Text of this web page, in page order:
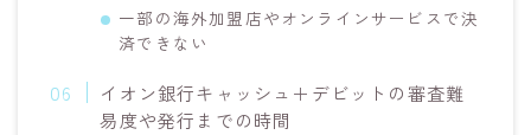
一部の海外加盟店やオンラインサービスで決
済できない
イオン銀行キャッシュ＋デビットの審査難
易度や発行までの時間